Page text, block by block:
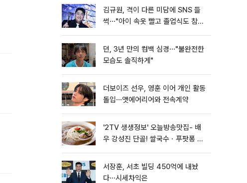
김규원, 격이 다른 미담에 SNS 들
썩⋯"아이 속옷 빨고 졸업식도 참
던, 3년 만의 컴백 심경⋯"불완전한
모습도 솔직하게"
더보이즈 선우, 영훈 이어 개인 활동
돌입⋯앳에어리어와 전속계약
'2TV 생생정보' 오늘방송맛집- 배
우 강성진 단골! 쌀국수ㆍ푸팟퐁 커
서장훈, 서초 빌딩 450억에 내놨
다⋯시세차익은